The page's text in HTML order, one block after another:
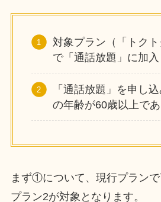
対象プラン（「トクト
で「通話放題」に加入
「通話放題」を申し
の年齢が60歳以上で
まず①について、現行プラン
プラン2が対象となります。